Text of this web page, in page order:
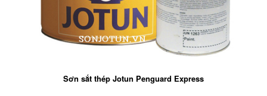
Sơn sắt thép Jotun Penguard Express